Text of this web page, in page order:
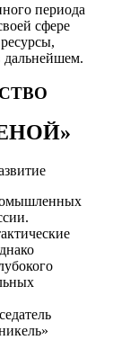
периода
сфере
дальнейшем.